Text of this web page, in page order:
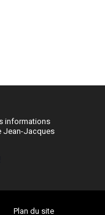
Plan du site
informations
Jean-Jacques